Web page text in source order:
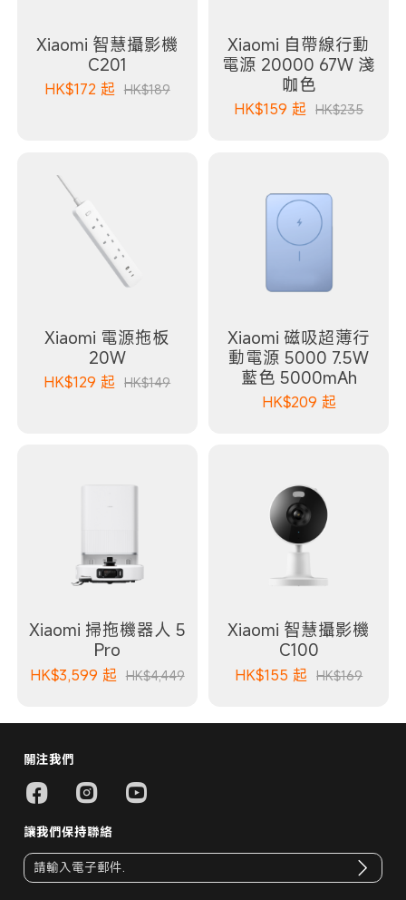
Xiaomi 智慧攝影機
C201
HK$172 起 HK$189
Xiaomi 自帶線行動
電源 20000 67W 淺
咖色
HK$159 起 HK$235
Xiaomi 電源拖板
20W
HK$129 起 HK$149
Xiaomi 磁吸超薄行
動電源 5000 7.5W
藍色 5000mAh
HK$209 起
Xiaomi 掃拖機器人 5
Pro
HK$3,599 起 HK$4,449
Xiaomi 智慧攝影機
C100
HK$155 起 HK$169
關注我們
讓我們保持聯絡